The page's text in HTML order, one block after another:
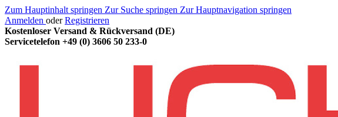
Zum Hauptinhalt springen Zur Suche springen Zur Hauptnavigation springen
Anmelden oder Registrieren
Kostenloser Versand & Rückversand (DE)
Servicetelefon +49 (0) 3606 50 233-0